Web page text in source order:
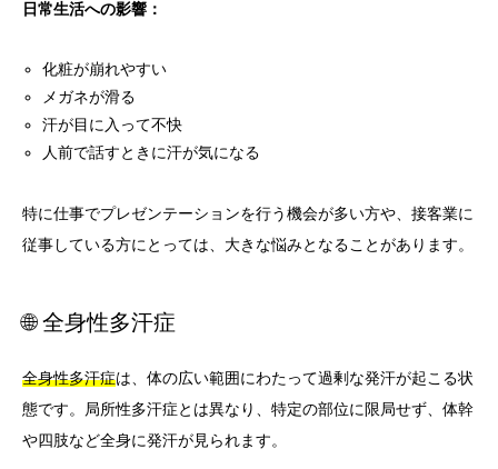
日常生活への影響：
化粧が崩れやすい
メガネが滑る
汗が目に入って不快
人前で話すときに汗が気になる
特に仕事でプレゼンテーションを行う機会が多い方や、接客業に
従事している方にとっては、大きな悩みとなることがあります。
🌐 全身性多汗症
全身性多汗症は、体の広い範囲にわたって過剰な発汗が起こる状
態です。局所性多汗症とは異なり、特定の部位に限局せず、体幹
や四肢など全身に発汗が見られます。